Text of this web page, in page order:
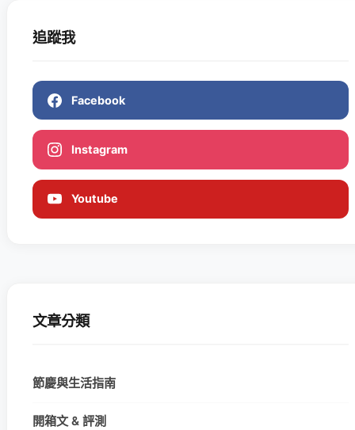
追蹤我
Facebook
Instagram
Youtube
文章分類
節慶與生活指南
開箱文 & 評測